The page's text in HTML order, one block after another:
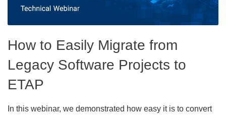
How to Easily Migrate from
Legacy Software Projects to
ETAP
In this webinar, we demonstrated how easy it is to convert